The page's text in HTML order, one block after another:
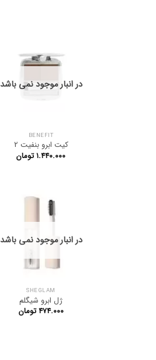
در انبار موجود نمی باشد
BENEFIT
کیت ابرو بنفیت 2
۱.۴۴۰.۰۰۰تومان
در انبار موجود نمی باشد
SHEGLAM
ژل ابرو شیگلم
۴۷۴.۰۰۰ تومان